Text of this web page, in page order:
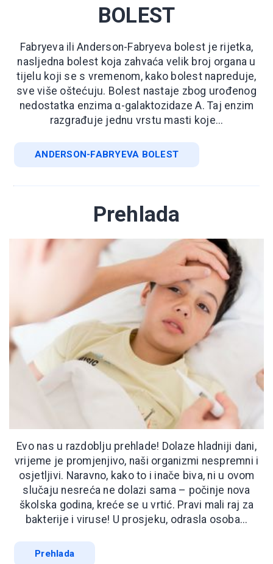
BOLEST
Fabryeva ili Anderson-Fabryeva bolest je rijetka,
nasljedna bolest koja zahvaća velik broj organa u
tijelu koji se s vremenom, kako bolest napreduje,
sve više oštećuju. Bolest nastaje zbog urođenog
nedostatka enzima α-galaktozidaze A. Taj enzim
razgrađuje jednu vrstu masti koje...
ANDERSON-FABRYEVA BOLEST
Prehlada
Evo nas u razdoblju prehlade! Dolaze hladniji dani,
vrijeme je promjenjivo, naši organizmi nespremni i
osjetljivi. Naravno, kako to i inače biva, ni u ovom
slučaju nesreća ne dolazi sama – počinje nova
školska godina, kreće se u vrtić. Pravi mali raj za
bakterije i viruse! U prosjeku, odrasla osoba...
Prehlada